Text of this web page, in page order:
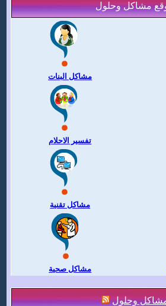
مشاكل وحلول
مشاكل البنات
تفسير الاحلام
مشاكل تقنية
مشاكل صحية
وحلول